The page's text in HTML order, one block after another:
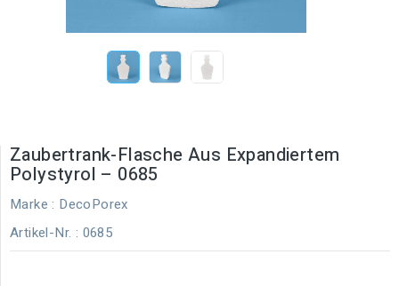
Zaubertrank-Flasche Aus Expandiertem
Polystyrol – 0685
Marke : DecoPorex
Artikel-Nr. : 0685